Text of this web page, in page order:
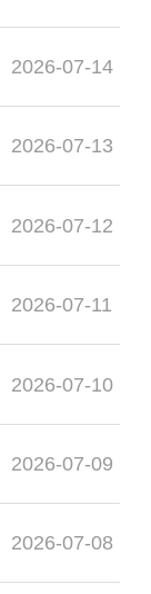
2026-07-14
2026-07-13
2026-07-12
2026-07-11
2026-07-10
2026-07-09
2026-07-08